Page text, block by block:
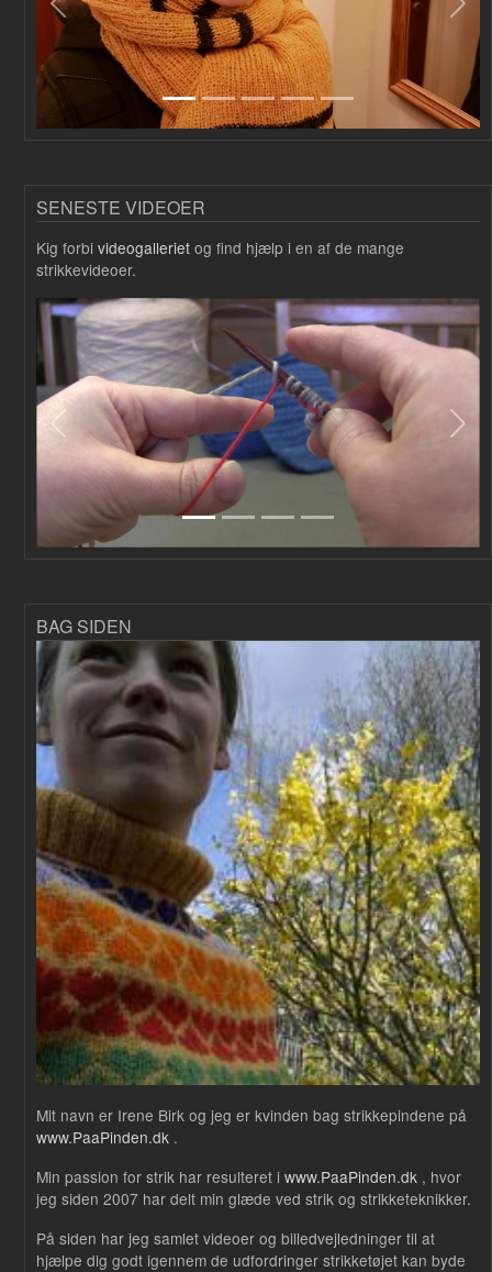
Forrige
SENESTE VIDEOER
Kig forbi videogalleriet og find hjælp i en af de mange
strikkevideoer.
Forrige
BAG SIDEN
Mit navn er Irene Birk og jeg er kvinden bag strikkepindene på
www.PaaPinden.dk .
Min passion for strik har resulteret i www.PaaPinden.dk , hvor
jeg siden 2007 har delt min glæde ved strik og strikketeknikker.
På siden har jeg samlet videoer og billedvejledninger til at
hjælpe dig godt igennem de udfordringer strikketøjet kan byde